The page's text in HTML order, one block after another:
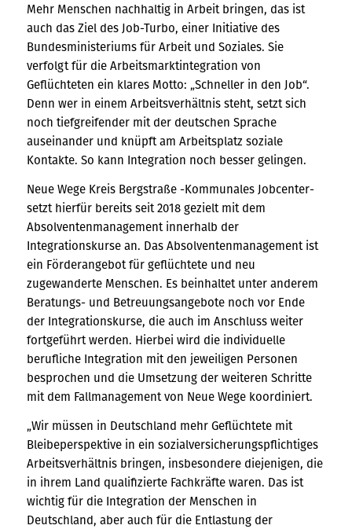
Mehr Menschen nachhaltig in Arbeit bringen, das ist
auch das Ziel des Job-Turbo, einer Initiative des
Bundesministeriums für Arbeit und Soziales. Sie
verfolgt für die Arbeitsmarktintegration von
Geflüchteten ein klares Motto: „Schneller in den Job“.
Denn wer in einem Arbeitsverhältnis steht, setzt sich
noch tiefgreifender mit der deutschen Sprache
auseinander und knüpft am Arbeitsplatz soziale
Kontakte. So kann Integration noch besser gelingen.
Neue Wege Kreis Bergstraße -Kommunales Jobcenter-
setzt hierfür bereits seit 2018 gezielt mit dem
Absolventenmanagement innerhalb der
Integrationskurse an. Das Absolventenmanagement ist
ein Förderangebot für geflüchtete und neu
zugewanderte Menschen. Es beinhaltet unter anderem
Beratungs- und Betreuungsangebote noch vor Ende
der Integrationskurse, die auch im Anschluss weiter
fortgeführt werden. Hierbei wird die individuelle
berufliche Integration mit den jeweiligen Personen
besprochen und die Umsetzung der weiteren Schritte
mit dem Fallmanagement von Neue Wege koordiniert.
„Wir müssen in Deutschland mehr Geflüchtete mit
Bleibeperspektive in ein sozialversicherungspflichtiges
Arbeitsverhältnis bringen, insbesondere diejenigen, die
in ihrem Land qualifizierte Fachkräfte waren. Das ist
wichtig für die Integration der Menschen in
Deutschland, aber auch für die Entlastung der